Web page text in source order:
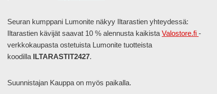
Seuran kumppani Lumonite näkyy Iltarastien yhteydessä:
Iltarastien kävijät saavat 10 % alennusta kaikista Valostore.fi -
verkkokaupasta ostetuista Lumonite tuotteista
koodilla ILTARASTIT2427.
Suunnistajan Kauppa on myös paikalla.